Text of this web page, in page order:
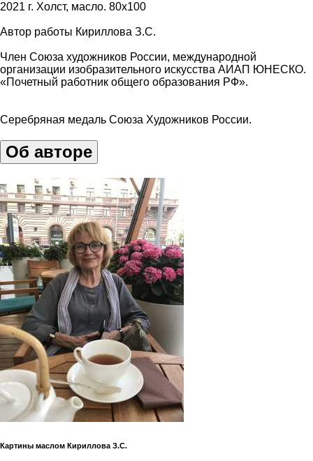
2021 г. Холст, масло. 80х100
Автор работы Кириллова З.С.
Член Союза художников России, международной
организации изобразительного искусства АИАП ЮНЕСКО.
«Почетный работник общего образования РФ».
Серебряная медаль Союза Художников России.
Об авторе
Картины маслом Кириллова З.С.